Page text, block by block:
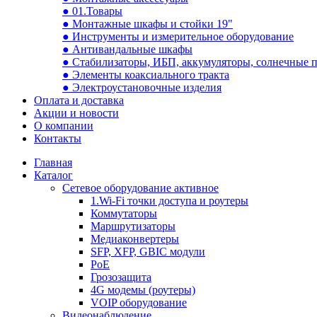
● 01.Товары
● Монтажные шкафы и стойки 19"
● Инструменты и измерительное оборудование
● Антивандальные шкафы
● Стабилизаторы, ИБП, аккумуляторы, солнечные
● Элементы коаксиального тракта
● Электроустановочные изделия
Оплата и доставка
Акции и новости
О компании
Контакты
Главная
Каталог
Сетевое оборудование активное
1.Wi-Fi точки доступа и роутеры
Коммутаторы
Маршрутизаторы
Медиаконвертеры
SFP, XFP, GBIC модули
PoE
Грозозащита
4G модемы (роутеры)
VOIP оборудование